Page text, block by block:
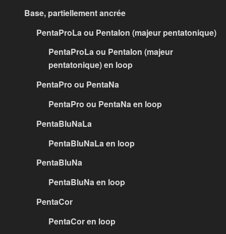
Base, partiellement ancrée
PentaProLa ou PentaIon (majeur pentatonique)
PentaProLa ou PentaIon (majeur
pentatonique) en loop
PentaPro ou PentaNa
PentaPro ou PentaNa en loop
PentaBluNaLa
PentaBluNaLa en loop
PentaBluNa
PentaBluNa en loop
PentaCor
PentaCor en loop